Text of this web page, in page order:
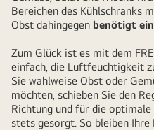
zeigt,
wie
man
Lebensmittel
richtig
lagert
Bereichen des Kühlschranks
Obst dahingegen benötigt
Zum Glück ist es mit dem
einfach, die Luftfeuchtigkeit
Sie wahlweise Obst oder
möchten, schieben Sie den
Richtung und für die
stets gesorgt. So bleiben